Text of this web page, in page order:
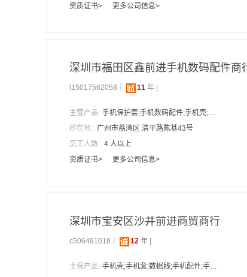
资质证书>
更多公司信息>
深圳市福田区鑫前进手机数码配件商
l15017562058｜ 11 年 |
主营产品:
手机保护套;手机数码配件;手机壳;数据线;保护膜
所在地:
广州市荔湾区 清平路陈基43号
员工人数: 4 人以上
资质证书>
更多公司信息>
深圳市宝安区沙井前进商贸商行
c506491018｜ 12 年 |
主营产品:
手机壳;手机套;数据线;手机配件;手机保护膜;充电宝;钢化膜